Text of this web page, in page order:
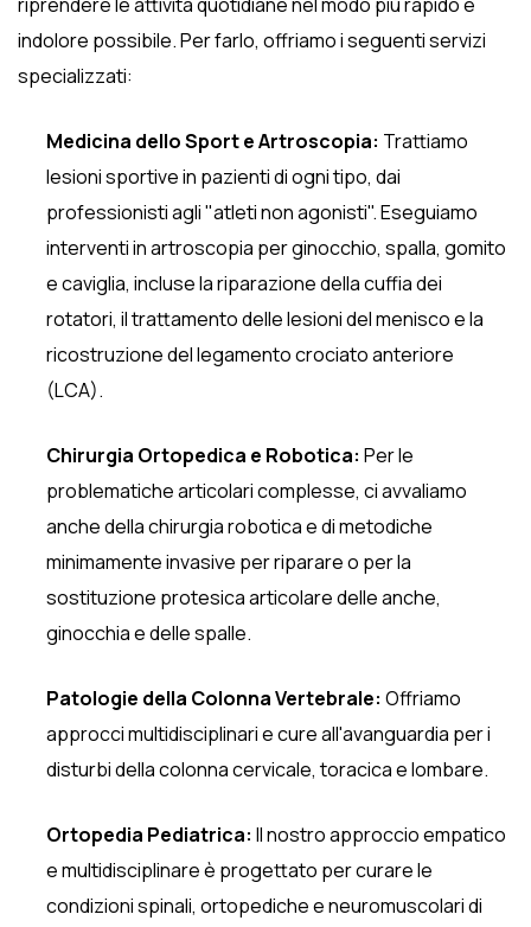
indolore possibile. Per farlo, offriamo i seguenti servizi
specializzati:
Medicina dello Sport e Artroscopia: Trattiamo
lesioni sportive in pazienti di ogni tipo, dai
professionisti agli "atleti non agonisti". Eseguiamo
interventi in artroscopia per ginocchio, spalla, gomito
e caviglia, incluse la riparazione della cuffia dei
rotatori, il trattamento delle lesioni del menisco e la
ricostruzione del legamento crociato anteriore
(LCA).
Chirurgia Ortopedica e Robotica: Per le
problematiche articolari complesse, ci avvaliamo
anche della chirurgia robotica e di metodiche
minimamente invasive per riparare o per la
sostituzione protesica articolare delle anche,
ginocchia e delle spalle.
Patologie della Colonna Vertebrale: Offriamo
approcci multidisciplinari e cure all'avanguardia per i
disturbi della colonna cervicale, toracica e lombare.
Ortopedia Pediatrica: Il nostro approccio empatico
e multidisciplinare è progettato per curare le
condizioni spinali, ortopediche e neuromuscolari di